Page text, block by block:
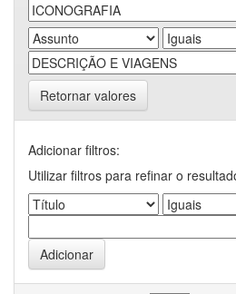
Retornar valores
Adicionar filtros:
Utilizar filtros para refinar o